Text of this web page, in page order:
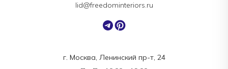
г. Москва, Ленинский пр-т, 24
lid@freedominteriors.ru